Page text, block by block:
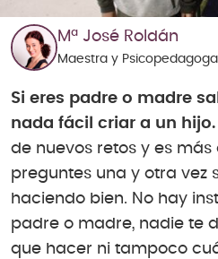
Mª José Roldán
Maestra y Psicopedagoga
Si eres padre o madre
nada fácil criar a un hijo.
de nuevos retos y es
preguntes una y otra vez
haciendo bien. No hay
padre o madre, nadie te
que hacer ni tampoco